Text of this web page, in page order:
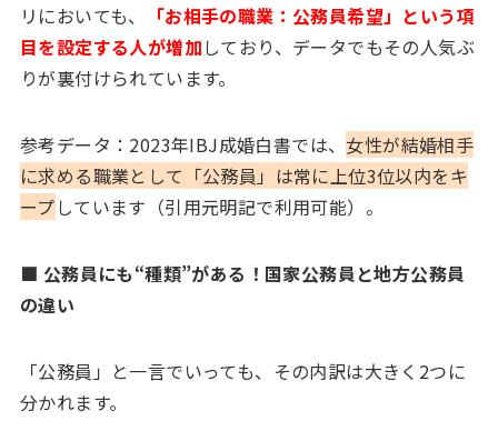
リにおいても、
「お相手の職業：公務員希望」という項
目を設定する人が増加しており、データでもその人気ぶ
りが裏付けられています。
参考データ：2023年IBJ成婚白書では、女性が結婚相手
に求める職業として「公務員」は常に上位3位以内をキ
ープしています（引用元明記で利用可能）。
■ 公務員にも“種類”がある！国家公務員と地方公務員
の違い
「公務員」と一言でいっても、その内訳は大きく2つに
分かれます。